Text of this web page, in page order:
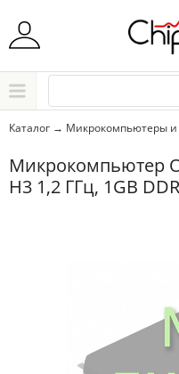
Начните водить
Каталог → Микрокомпьютеры
Микрокомпьютер
H3 1,2 ГГц, 1GB